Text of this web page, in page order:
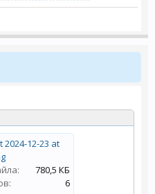
2024-12-23 at
780,5 КБ
6